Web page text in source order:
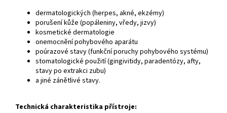
dermatologických (herpes, akné, ekzémy)
porušení kůže (popáleniny, vředy, jizvy)
kosmetické dermatologie
onemocnění pohybového aparátu
poúrazové stavy (funkční poruchy pohybového systému)
stomatologické použití (gingivitidy, paradentózy, afty,
stavy po extrakci zubu)
a jiné zánětlivé stavy.
Technická charakteristika přístroje: